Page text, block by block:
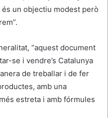
un objectiu modest però
“aquest document
se i vendre’s Catalunya
de treballar i de fer
amb una
estreta i amb fórmules